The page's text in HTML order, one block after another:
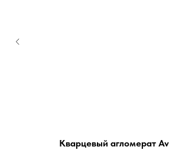
Кварцевый агломерат